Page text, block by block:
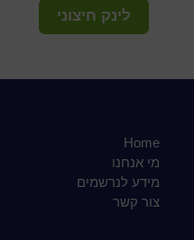
לינק חיצוני
Home
מי אנחנו
מידע לנרשמים
צור קשר